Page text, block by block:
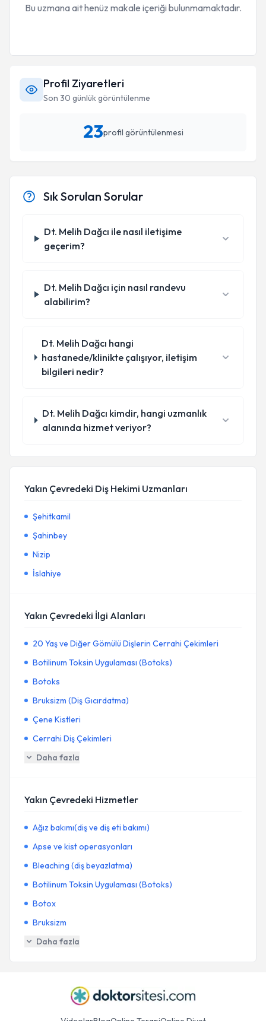
Bu uzmana ait henüz makale içeriği bulunmamaktadır.
Profil Ziyaretleri
Son 30 günlük görüntülenme
23profil görüntülenmesi
Sık Sorulan Sorular
Dt. Melih Dağcı ile nasıl iletişime
geçerim?
Dt. Melih Dağcı için nasıl randevu
alabilirim?
Dt. Melih Dağcı hangi
hastanede/klinikte çalışıyor, iletişim
bilgileri nedir?
Dt. Melih Dağcı kimdir, hangi uzmanlık
alanında hizmet veriyor?
Yakın Çevredeki Diş Hekimi Uzmanları
Şehitkamil
Şahinbey
Nizip
İslahiye
Yakın Çevredeki İlgi Alanları
20 Yaş ve Diğer Gömülü Dişlerin Cerrahi Çekimleri
Botilinum Toksin Uygulaması (Botoks)
Botoks
Bruksizm (Diş Gıcırdatma)
Çene Kistleri
Cerrahi Diş Çekimleri
Daha fazla
Yakın Çevredeki Hizmetler
Ağız bakımı(diş ve diş eti bakımı)
Apse ve kist operasyonları
Bleaching (diş beyazlatma)
Botilinum Toksin Uygulaması (Botoks)
Botox
Bruksizm
Daha fazla